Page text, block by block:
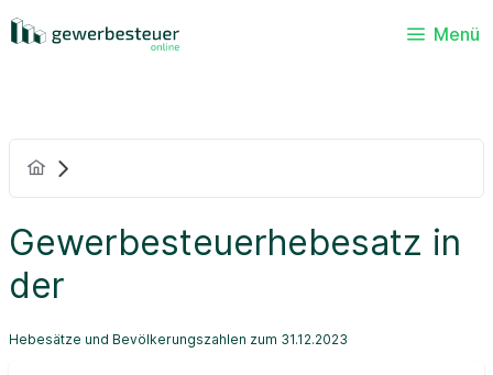
Menü
Gewerbesteuerhebesatz in
der
Hebesätze und Bevölkerungszahlen zum 31.12.2023